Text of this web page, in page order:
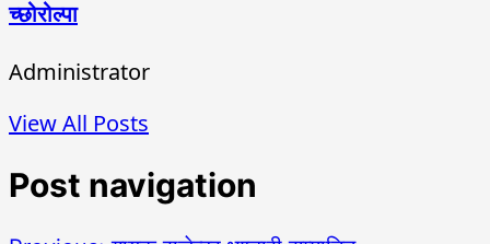
च्छोरोल्पा
Administrator
View All Posts
Post navigation